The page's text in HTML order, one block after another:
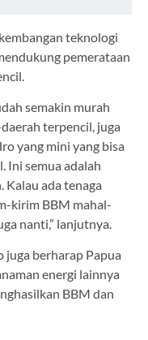
teknologi
pemerataan
semakin murah
terpencil, juga
yang mini yang bisa
Ini semua adalah
Kalau ada tenaga
kirim BBM mahal-
nanti,” lanjutnya.
juga berharap Papua
energi lainnya
BBM dan